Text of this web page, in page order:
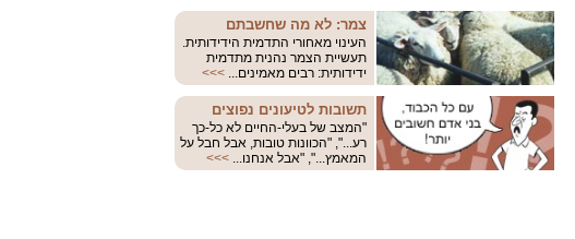
צמר: לא מה שחשבתם
העינוי מאחורי התדמית הידידותית.
תעשיית הצמר נהנית מתדמית
ידידותית: רבים מאמינים... >>>
תשובות לטיעונים נפוצים
"המצב של בעלי-החיים לא כל-כך
רע...", "הכוונות טובות, אבל חבל על
המאמץ...", "אבל אנחנו... >>>